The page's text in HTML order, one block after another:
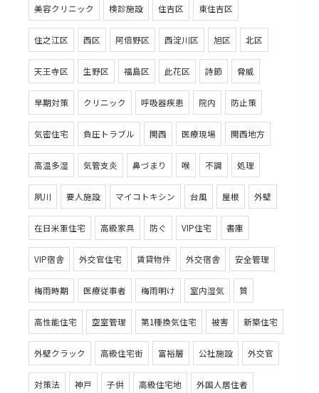
美容クリニック 検診施設 住吉区 東住吉区
住之江区 西区 阿倍野区 西淀川区 旭区 北区
天王寺区 生野区 福島区 此花区 詩節 脅威
早期対策 クリニック 呼吸器疾患 院内 防止策
気密住宅 負圧トラブル 関西 医療現場 関西地方
高温多湿 気管支炎 鼻づまり 喉 不調 処理
夙川 要人施設 マイコトキシン 台風 屋根 外壁
在日米軍住宅 高級家具 防ぐ VIP住宅 書庫
VIP宿舎 外交官住宅 賃貸物件 外交宿舎 安全管理
梅雨時期 医療従事者 梅雨明け 室内湿気 質
高性能住宅 空室管理 第1種換気住宅 被害 新築住宅
外壁クラック 高級住宅街 富裕層 公社施設 外交官
対策法 神戸 子供 高級住宅地 外国人居住者